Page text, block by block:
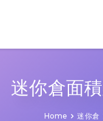
迷你倉面
Home 迷你倉